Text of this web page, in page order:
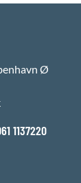
Ø
1137220